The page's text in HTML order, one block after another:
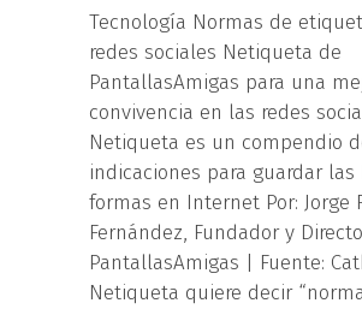
Tecnología Normas de
redes sociales Netiqueta de
PantallasAmigas para una
convivencia en las redes
Netiqueta es un compendio
indicaciones para guardar las
formas en Internet Por: Jorge
Fernández, Fundador y
PantallasAmigas | Fuente:
Netiqueta quiere decir